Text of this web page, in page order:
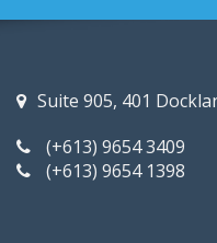
Suite 905, 401
(+613) 9654 3409
(+613) 9654 1398